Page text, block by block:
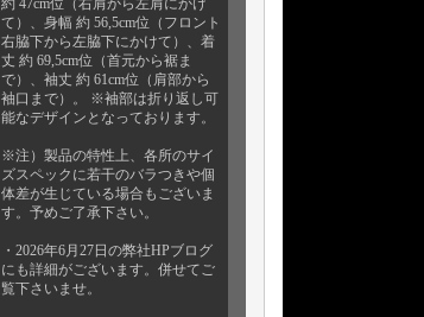
約 47cm位（右肩から左肩にかけ
て）、身幅 約 56,5cm位（フロント
右脇下から左脇下にかけて）、着
丈 約 69,5cm位（首元から裾ま
で）、袖丈 約 61cm位（肩部から
袖口まで）。 ※袖部は折り返し可
能なデザインとなっております。
※注）製品の特性上、各所のサイ
ズスペックに若干のバラつきや個
体差が生じている場合もございま
す。予めご了承下さい。
・2026年6月27日の弊社HPブログ
にも詳細がございます。併せてご
覧下さいませ。